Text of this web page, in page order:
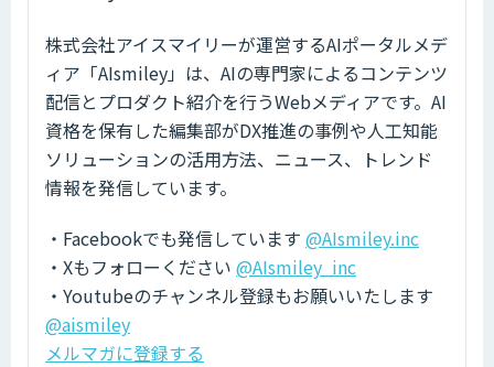
株式会社アイスマイリーが運営するAIポータルメデ
ィア「AIsmiley」は、AIの専門家によるコンテンツ
配信とプロダクト紹介を行うWebメディアです。AI
資格を保有した編集部がDX推進の事例や人工知能
ソリューションの活用方法、ニュース、トレンド
情報を発信しています。
・Facebookでも発信しています @AIsmiley.inc
・Xもフォローください @AIsmiley_inc
・Youtubeのチャンネル登録もお願いいたします
@aismiley
メルマガに登録する